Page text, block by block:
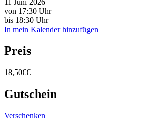
von 17:30 Uhr
bis 18:30 Uhr
In mein Kalender hinzufügen
Preis
18,50€€
Gutschein
Verschenken